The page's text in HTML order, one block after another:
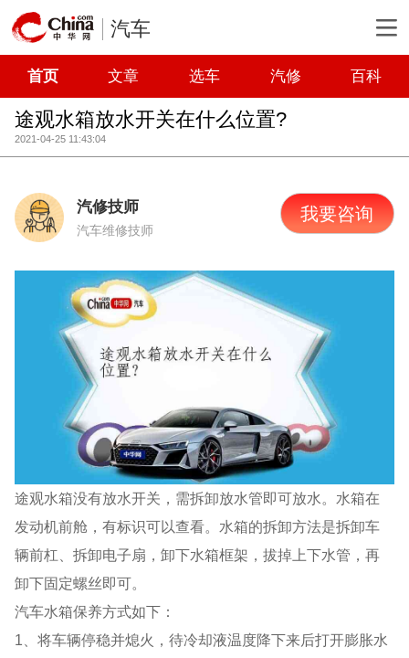
汽车
首页 文章 选车 汽修 百科
途观水箱放水开关在什么位置?
2021-04-25 11:43:04
汽修技师
汽车维修技师
我要咨询
途观水箱没有放水开关，需拆卸放水管即可放水。水箱在
发动机前舱，有标识可以查看。水箱的拆卸方法是拆卸车
辆前杠、拆卸电子扇，卸下水箱框架，拔掉上下水管，再
卸下固定螺丝即可。
汽车水箱保养方式如下：
1、将车辆停稳并熄火，待冷却液温度降下来后打开膨胀水